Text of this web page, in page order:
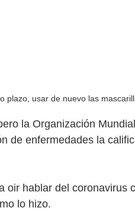
plazo, usar de nuevo las
la Organización
de enfermedades la
oir hablar del coronavirus
lo hizo.